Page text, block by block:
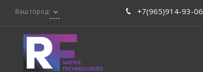
Ваш город: +7(965)914-93-06